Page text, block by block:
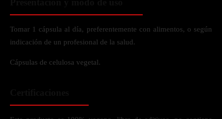
Tomar 1 cápsula al día, preferentemente con alimentos, o según
indicación de un profesional de la salud.
Cápsulas de celulosa vegetal.